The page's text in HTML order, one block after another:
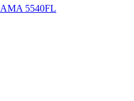
5540FL